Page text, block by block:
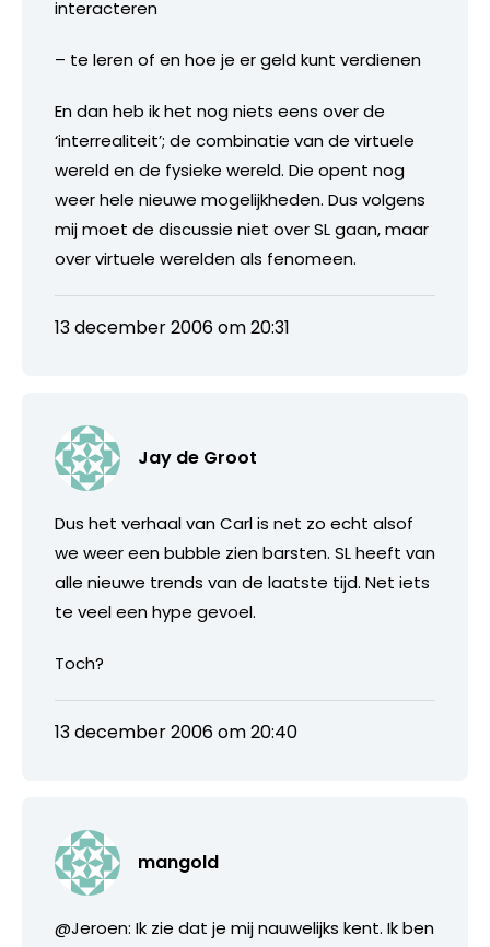
interacteren
– te leren of en hoe je er geld kunt verdienen
En dan heb ik het nog niets eens over de
‘interrealiteit’; de combinatie van de virtuele
wereld en de fysieke wereld. Die opent nog
weer hele nieuwe mogelijkheden. Dus volgens
mij moet de discussie niet over SL gaan, maar
over virtuele werelden als fenomeen.
13 december 2006 om 20:31
Jay de Groot
Dus het verhaal van Carl is net zo echt alsof
we weer een bubble zien barsten. SL heeft van
alle nieuwe trends van de laatste tijd. Net iets
te veel een hype gevoel.
Toch?
13 december 2006 om 20:40
mangold
@Jeroen: Ik zie dat je mij nauwelijks kent. Ik ben